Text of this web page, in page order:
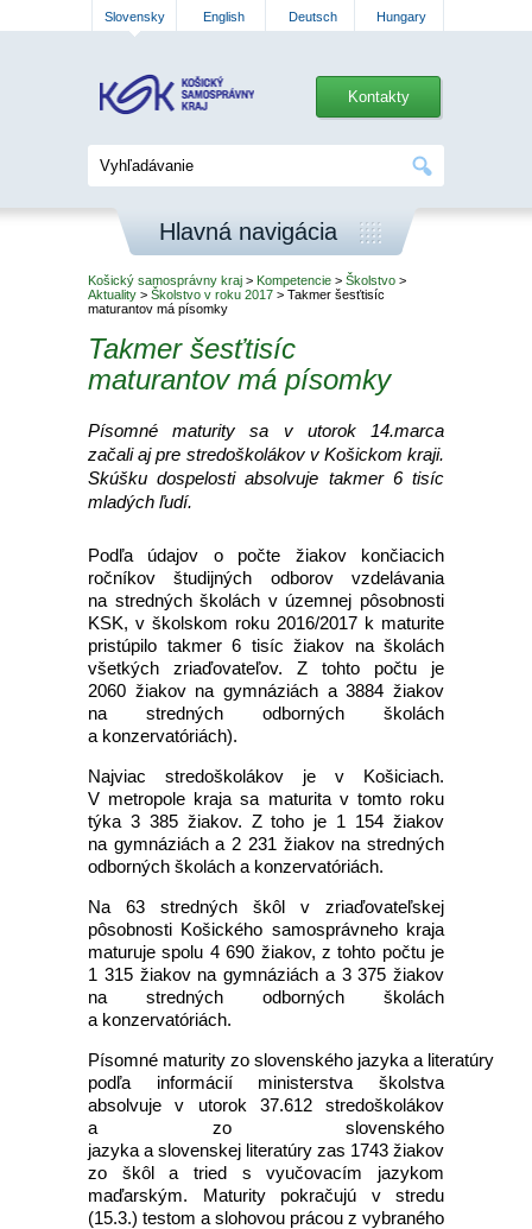
Slovensky English Deutsch Hungary
Kontakty
Hlavná navigácia
Košický samosprávny kraj > Kompetencie > Školstvo >
Aktuality > Školstvo v roku 2017 > Takmer šesťtisíc
maturantov má písomky
Takmer šesťtisíc
maturantov má písomky
Písomné maturity sa v utorok 14.marca
začali aj pre stredoškolákov v Košickom kraji.
Skúšku dospelosti absolvuje takmer 6 tisíc
mladých ľudí.
Podľa údajov o počte žiakov končiacich
ročníkov študijných odborov vzdelávania
na stredných školách v územnej pôsobnosti
KSK, v školskom roku 2016/2017 k maturite
pristúpilo takmer 6 tisíc žiakov na školách
všetkých zriaďovateľov. Z tohto počtu je
2060 žiakov na gymnáziách a 3884 žiakov
na stredných odborných školách
a konzervatóriách).
Najviac stredoškolákov je v Košiciach.
V metropole kraja sa maturita v tomto roku
týka 3 385 žiakov. Z toho je 1 154 žiakov
na gymnáziách a 2 231 žiakov na stredných
odborných školách a konzervatóriách.
Na 63 stredných škôl v zriaďovateľskej
pôsobnosti Košického samosprávneho kraja
maturuje spolu 4 690 žiakov, z tohto počtu je
1 315 žiakov na gymnáziách a 3 375 žiakov
na stredných odborných školách
a konzervatóriách.
Písomné maturity zo slovenského jazyka a literatúry
podľa informácií ministerstva školstva
absolvuje v utorok 37.612 stredoškolákov
a zo slovenského
jazyka a slovenskej literatúry zas 1743 žiakov
zo škôl a tried s vyučovacím jazykom
maďarským. Maturity pokračujú v stredu
(15.3.) testom a slohovou prácou z vybraného